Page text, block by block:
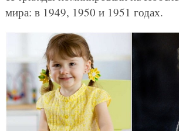
мира: в 1949, 1950 и 1951 годах.